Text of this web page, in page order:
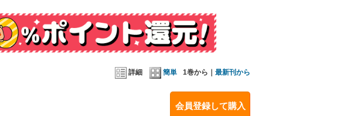
詳細 簡単 1巻から｜ 最新刊から
会員登録して購入